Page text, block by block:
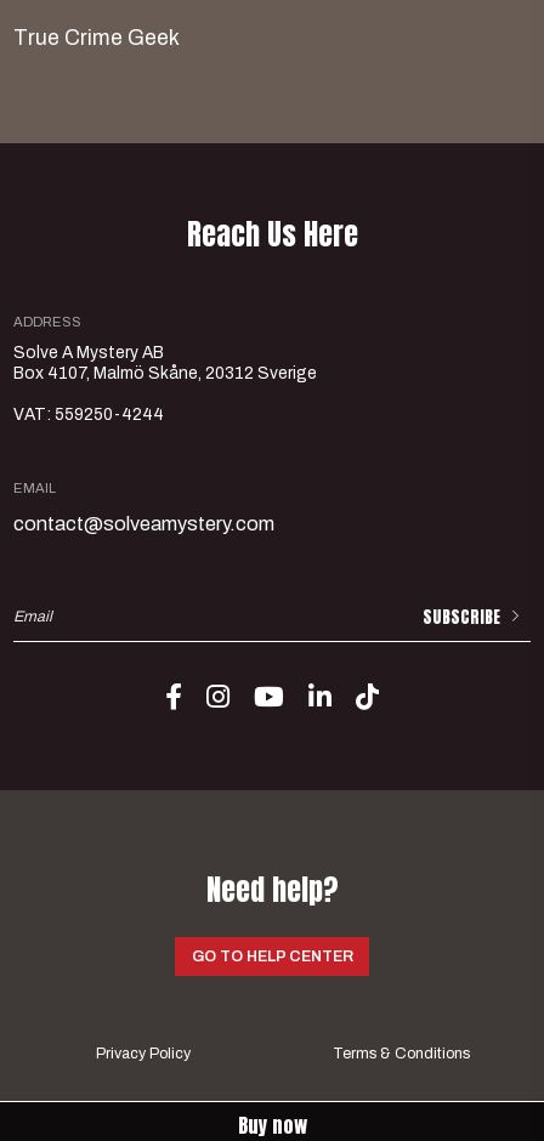
True Crime Geek
Reach Us Here
ADDRESS
Solve A Mystery AB
Box 4107, Malmö Skåne, 20312 Sverige
VAT: 559250-4244
EMAIL
contact@solveamystery.com
SUBSCRIBE
Need help?
GO TO HELP CENTER
Privacy Policy Terms & Conditions
Buy now